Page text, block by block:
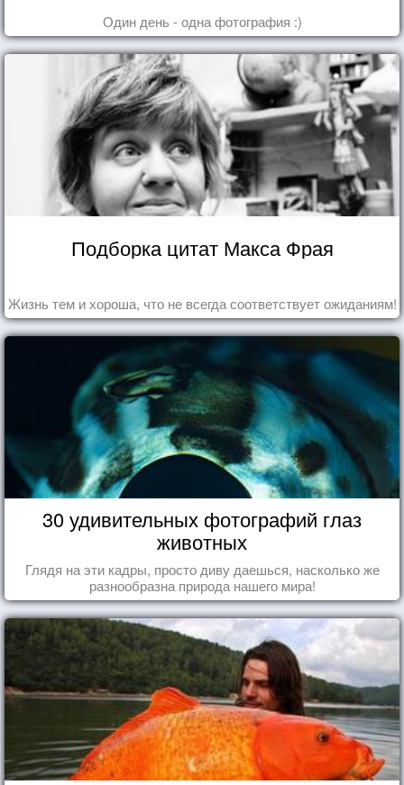
Один день - одна фотография :)
Подборка цитат Макса Фрая
Жизнь тем и хороша, что не всегда соответствует ожиданиям!
30 удивительных фотографий глаз
животных
Глядя на эти кадры, просто диву даешься, насколько же
разнообразна природа нашего мира!